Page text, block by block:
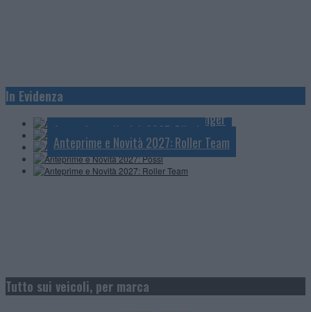
In EvidenzaAnteprime e Novità 2027: Knaus
Anteprime e Novità 2027: Mobilvetta
Anteprime e Novità 2027: Challenger
Anteprime e Novità 2027: Pössl
Anteprime e Novità 2027: Roller Team
Tutto sui veicoli, per marca